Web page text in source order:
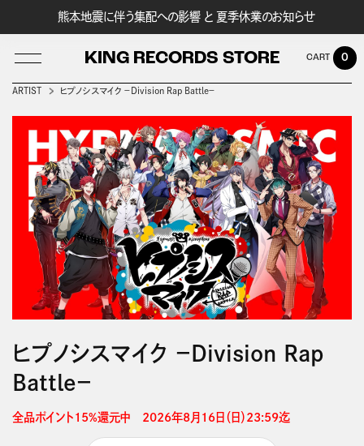
熊本地震に伴う集配への影響 と 夏季休業のお知らせ
KING RECORDS STORE
LOG IN
0
ARTIST ヒプノシスマイク －Division Rap Battle－
ヒプノシスマイク －Division Rap
Battle－
全品ポイント15%還元中　2026年8月16日（日）23:59迄